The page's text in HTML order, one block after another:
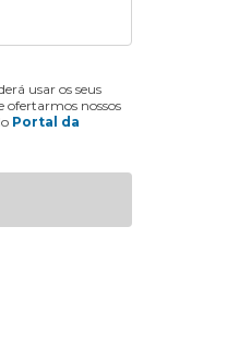
usar os seus
nossos
Portal da